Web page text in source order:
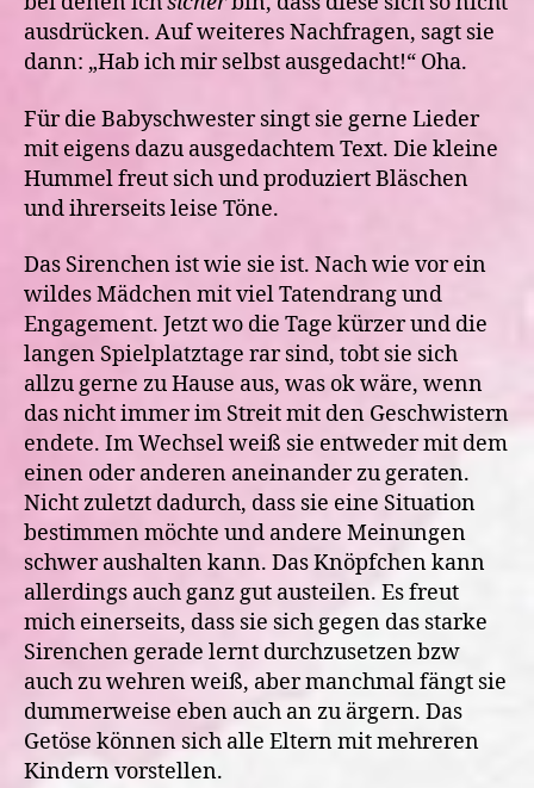
ausdrücken. Auf weiteres Nachfragen, sagt sie
dann: „Hab ich mir selbst ausgedacht!“ Oha.
Für die Babyschwester singt sie gerne Lieder
mit eigens dazu ausgedachtem Text. Die kleine
Hummel freut sich und produziert Bläschen
und ihrerseits leise Töne.
Das Sirenchen ist wie sie ist. Nach wie vor ein
wildes Mädchen mit viel Tatendrang und
Engagement. Jetzt wo die Tage kürzer und die
langen Spielplatztage rar sind, tobt sie sich
allzu gerne zu Hause aus, was ok wäre, wenn
das nicht immer im Streit mit den Geschwistern
endete. Im Wechsel weiß sie entweder mit dem
einen oder anderen aneinander zu geraten.
Nicht zuletzt dadurch, dass sie eine Situation
bestimmen möchte und andere Meinungen
schwer aushalten kann. Das Knöpfchen kann
allerdings auch ganz gut austeilen. Es freut
mich einerseits, dass sie sich gegen das starke
Sirenchen gerade lernt durchzusetzen bzw
auch zu wehren weiß, aber manchmal fängt sie
dummerweise eben auch an zu ärgern. Das
Getöse können sich alle Eltern mit mehreren
Kindern vorstellen.